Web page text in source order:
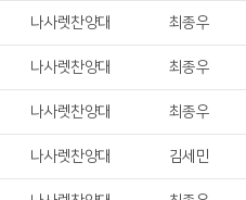
나사렛찬양대 최종우
나사렛찬양대 최종우
나사렛찬양대 최종우
나사렛찬양대 김세민